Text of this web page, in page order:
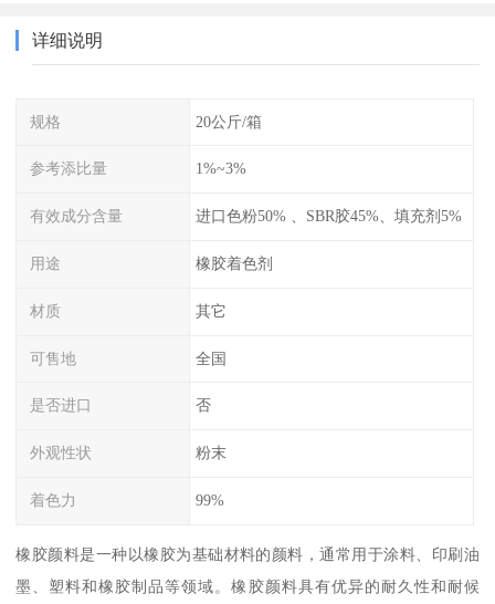
详细说明
规格 20公斤/箱
参考添比量 1%~3%
有效成分含量 进口色粉50% 、SBR胶45%、填充剂5%
用途 橡胶着色剂
材质 其它
可售地 全国
是否进口 否
外观性状 粉末
着色力 99%
橡胶颜料是一种以橡胶为基础材料的颜料，通常用于涂料、印刷油
墨、塑料和橡胶制品等领域。橡胶颜料具有优异的耐久性和耐候